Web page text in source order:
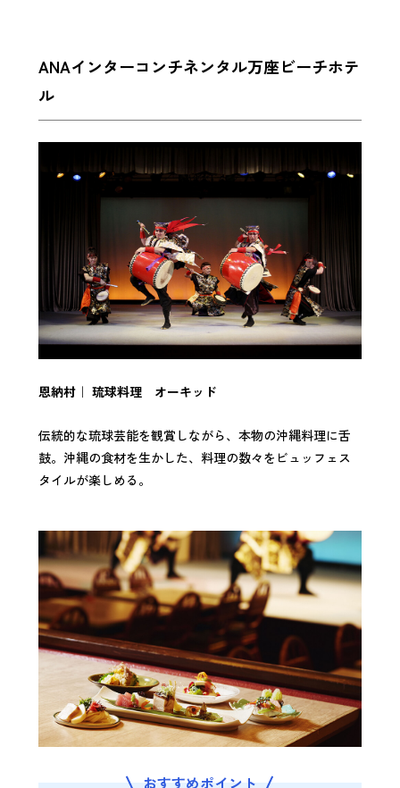
ANAインターコンチネンタル万座ビーチホテ
ル
恩納村｜ 琉球料理 オーキッド
伝統的な琉球芸能を観賞しながら、本物の沖縄料理に舌
鼓。沖縄の食材を生かした、料理の数々をビュッフェス
タイルが楽しめる。
おすすめポイント